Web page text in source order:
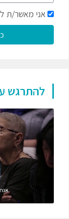
אני מאשר/ת
להתרגש